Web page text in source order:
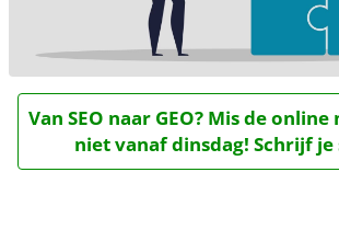
Van SEO naar GEO? Mis de
niet vanaf dinsdag! Schrijf je